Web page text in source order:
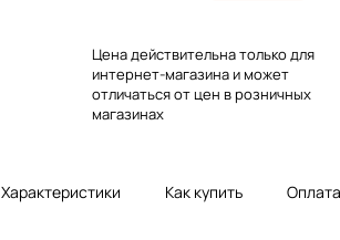
Цена действительна только для
интернет-магазина и может
отличаться от цен в розничных
магазинах
Характеристики Как купить Оплата